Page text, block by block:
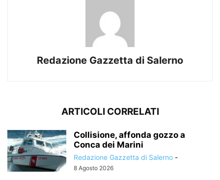
Redazione Gazzetta di Salerno
ARTICOLI CORRELATI
Collisione, affonda gozzo a
Conca dei Marini
Redazione Gazzetta di Salerno -
8 Agosto 2026